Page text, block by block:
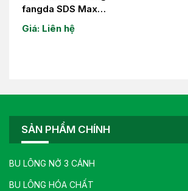
fangda SDS Max
14×500-16×500-
16×600-18×700
Giá: Liên hệ
SẢN PHẨM CHÍNH
BU LÔNG NỞ 3 CÁNH
BU LÔNG HÓA CHẤT